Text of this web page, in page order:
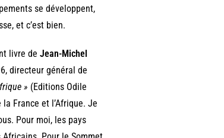
se développent,
et c’est bien.
livre de Jean-Michel
directeur général de
» (Editions Odile
France et l’Afrique. Je
Pour moi, les pays